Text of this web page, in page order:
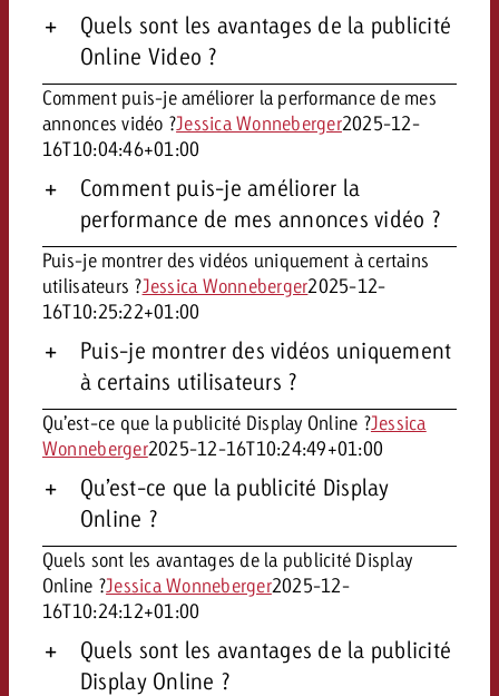
Quels sont les avantages de la publicité
Online Video ?
Comment puis-je améliorer la performance de mes
annonces vidéo ?Jessica Wonneberger2025-12-
16T10:04:46+01:00
Comment puis-je améliorer la
performance de mes annonces vidéo ?
Puis-je montrer des vidéos uniquement à certains
utilisateurs ?Jessica Wonneberger2025-12-
16T10:25:22+01:00
Puis-je montrer des vidéos uniquement
à certains utilisateurs ?
Qu’est-ce que la publicité Display Online ?Jessica
Wonneberger2025-12-16T10:24:49+01:00
Qu’est-ce que la publicité Display
Online ?
Quels sont les avantages de la publicité Display
Online ?Jessica Wonneberger2025-12-
16T10:24:12+01:00
Quels sont les avantages de la publicité
Display Online ?